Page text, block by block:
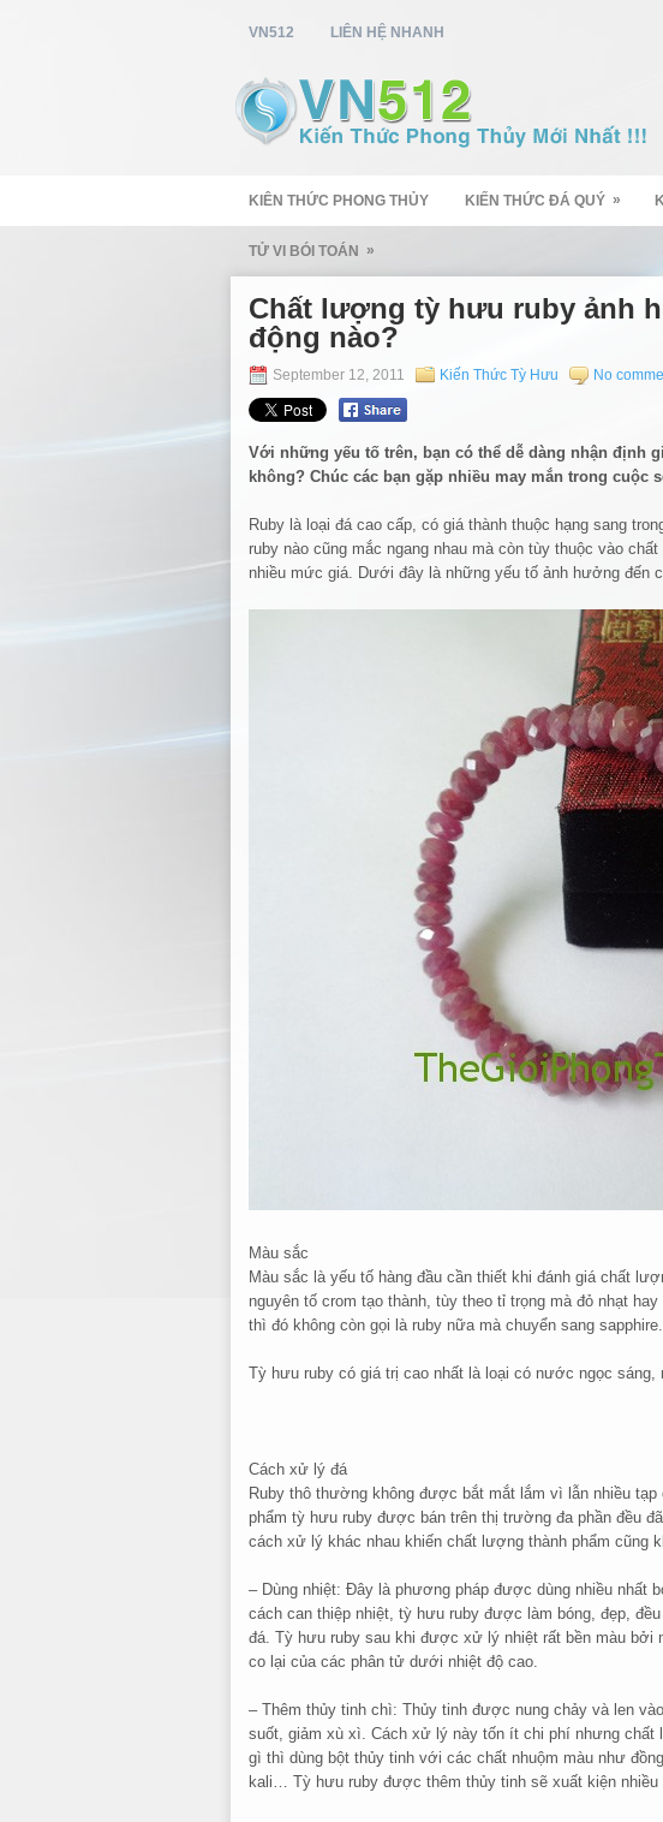
VN512 LIÊN HỆ NHANH
KIÊN THỨC PHONG THỦY KIẾN THỨC ĐÁ QUÝ »
TỬ VI BÓI TOÁN »
Chất lượng tỳ hưu ruby ảnh
động nào?
September 12, 2011 Kiến Thức Tỳ Hưu No
Với những yếu tố trên, bạn có thể dễ dàng nhận định
không? Chúc các bạn gặp nhiều may mắn trong cuộc
Ruby là loại đá cao cấp, có giá thành thuộc hạng sang
ruby nào cũng mắc ngang nhau mà còn tùy thuộc vào
nhiều mức giá. Dưới đây là những yếu tố ảnh hưởng đến
Màu sắc
Màu sắc là yếu tố hàng đầu cần thiết khi đánh giá chất
nguyên tố crom tạo thành, tùy theo tỉ trọng mà đỏ nhạt
thì đó không còn gọi là ruby nữa mà chuyển sang sapphire.
Tỳ hưu ruby có giá trị cao nhất là loại có nước ngọc sáng,
Cách xử lý đá
Ruby thô thường không được bắt mắt lắm vì lẫn nhiều
phẩm tỳ hưu ruby được bán trên thị trường đa phần đều
cách xử lý khác nhau khiến chất lượng thành phẩm cũng
– Dùng nhiệt: Đây là phương pháp được dùng nhiều nhất
cách can thiệp nhiệt, tỳ hưu ruby được làm bóng, đẹp,
đá. Tỳ hưu ruby sau khi được xử lý nhiệt rất bền màu bởi
co lại của các phân tử dưới nhiệt độ cao.
– Thêm thủy tinh chì: Thủy tinh được nung chảy và len
suốt, giảm xù xì. Cách xử lý này tốn ít chi phí nhưng
gì thì dùng bột thủy tinh với các chất nhuộm màu như
kali… Tỳ hưu ruby được thêm thủy tinh sẽ xuất kiện nhiều